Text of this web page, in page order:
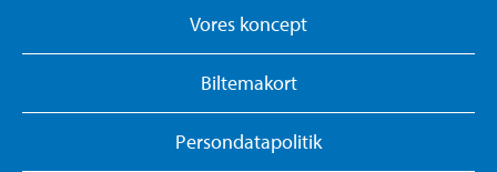
Vores koncept
Biltemakort
Persondatapolitik